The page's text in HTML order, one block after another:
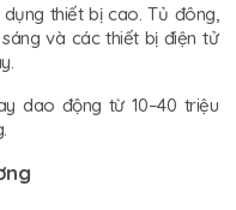
thiết bị cao. Tủ đông,
và các thiết bị điện tử
dao động từ 10–40 triệu